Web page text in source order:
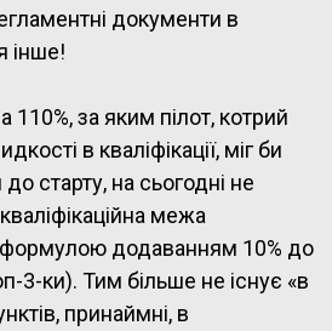
документи в
інше!
110%, за яким пілот, котрий
в кваліфікації, міг би
старту, на сьогодні не
межа
додаванням 10% до
3-ки). Тим більше не існує «в
принаймні, в